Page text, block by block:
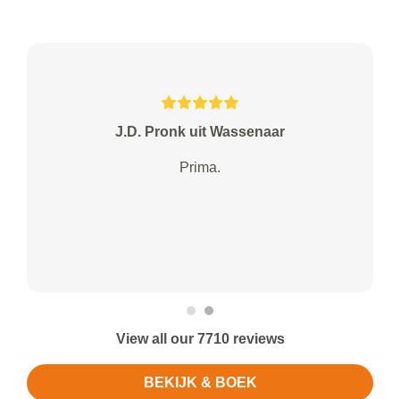
J.D. Pronk uit Wassenaar
Prima.
View all our 7710 reviews
BEKIJK & BOEK